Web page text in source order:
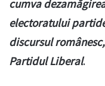
cumva
electoratului
discursul
Partidul Liberal.